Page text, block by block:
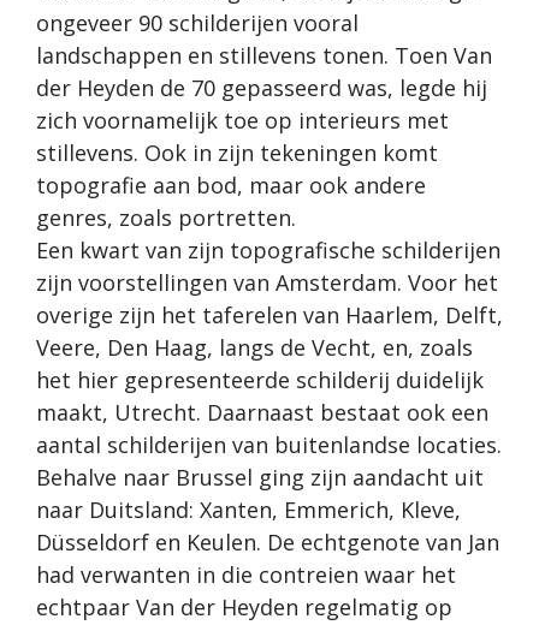
ongeveer 90 schilderijen vooral
landschappen en stillevens tonen. Toen Van
der Heyden de 70 gepasseerd was, legde hij
zich voornamelijk toe op interieurs met
stillevens. Ook in zijn tekeningen komt
topografie aan bod, maar ook andere
genres, zoals portretten.
Een kwart van zijn topografische schilderijen
zijn voorstellingen van Amsterdam. Voor het
overige zijn het taferelen van Haarlem, Delft,
Veere, Den Haag, langs de Vecht, en, zoals
het hier gepresenteerde schilderij duidelijk
maakt, Utrecht. Daarnaast bestaat ook een
aantal schilderijen van buitenlandse locaties.
Behalve naar Brussel ging zijn aandacht uit
naar Duitsland: Xanten, Emmerich, Kleve,
Düsseldorf en Keulen. De echtgenote van Jan
had verwanten in die contreien waar het
echtpaar Van der Heyden regelmatig op